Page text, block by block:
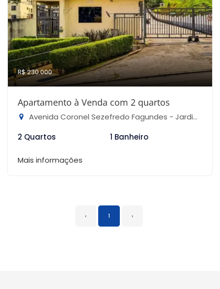
R$ 230.000
Apartamento à Venda com 2 quartos
Avenida Coronel Sezefredo Fagundes - Jardim Francisco Mendes, São Paulo-SP
2 Quartos
1 Banheiro
Mais informações
‹ 1 ›